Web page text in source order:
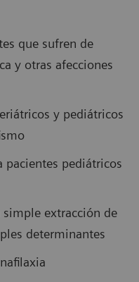
que sufren de
y otras afecciones
y pediátricos
pacientes pediátricos
simple extracción de
determinantes